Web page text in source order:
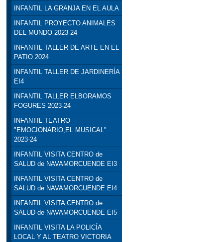
INFANTIL LA GRANJA EN EL AULA
INFANTIL PROYECTO ANIMALES
DEL MUNDO 2023-24
INFANTIL TALLER DE ARTE EN EL
PATIO 2024
INFANTIL TALLER DE JARDINERÍA
EI4
INFANTIL TALLER ELBORAMOS
FOGURES 2023-24
INFANTIL TEATRO
"EMOCIONARIO,EL MUSICAL"
2023-24
INFANTIL VISITA CENTRO de
SALUD de NAVAMORCUENDE EI3
INFANTIL VISITA CENTRO de
SALUD de NAVAMORCUENDE EI4
INFANTIL VISITA CENTRO de
SALUD de NAVAMORCUENDE EI5
INFANTIL VISITA LA POLICÍA
LOCAL Y AL TEATRO VICTORIA